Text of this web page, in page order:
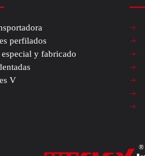
perfilados
y fabricado
V